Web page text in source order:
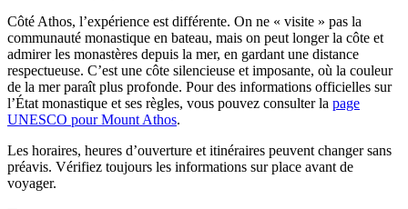
Côté Athos, l’expérience est différente. On ne « visite » pas la
communauté monastique en bateau, mais on peut longer la côte et
admirer les monastères depuis la mer, en gardant une distance
respectueuse. C’est une côte silencieuse et imposante, où la couleur
de la mer paraît plus profonde. Pour des informations officielles sur
l’État monastique et ses règles, vous pouvez consulter la page
UNESCO pour Mount Athos.
Les horaires, heures d’ouverture et itinéraires peuvent changer sans
préavis. Vérifiez toujours les informations sur place avant de
voyager.